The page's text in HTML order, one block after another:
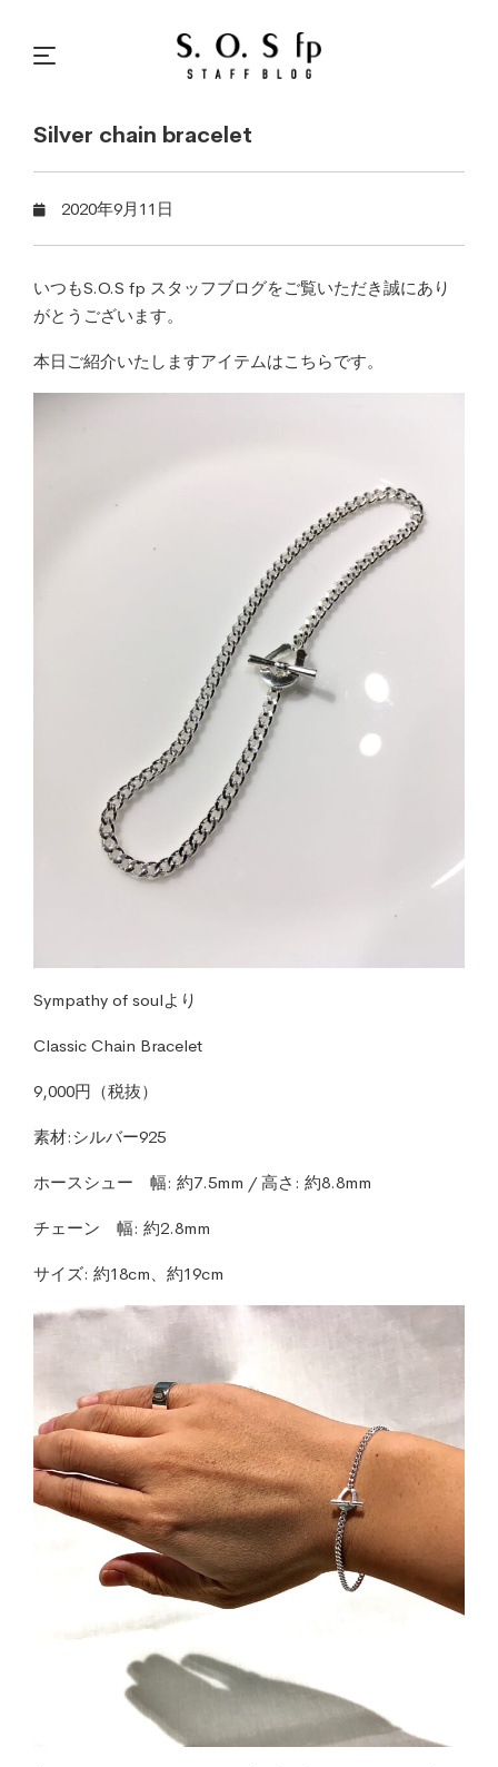
Silver chain bracelet
2020年9月11日
いつもS.O.S fp スタッフブログをご覧いただき誠にあり
がとうございます。
本日ご紹介いたしますアイテムはこちらです。
Sympathy of soulより
Classic Chain Bracelet
9,000円（税抜）
素材:シルバー925
ホースシュー 幅: 約7.5mm /高さ : 約8.8mm
チェーン 幅: 約2.8mm
サイズ: 約18cm、約19cm